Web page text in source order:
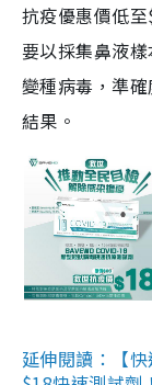
抗疫優惠價低
要以採集鼻液
變種病毒，準
結果。
延伸閱讀：【